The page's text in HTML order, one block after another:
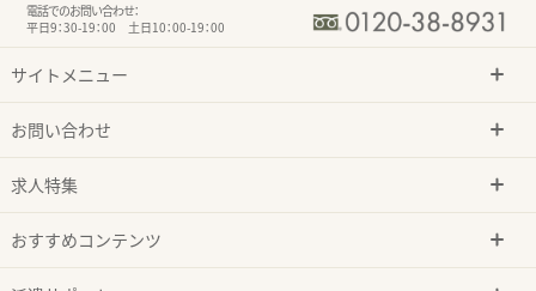
電話でのお問い合わせ：
平日9：30-19：00 土日10：00-19：00
サイトメニュー
お問い合わせ
求人特集
おすすめコンテンツ